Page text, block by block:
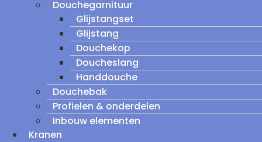
Douchegarnituur
Glijstangset
Glijstang
Douchekop
Doucheslang
Handdouche
Douchebak
Profielen & onderdelen
Inbouw elementen
Kranen